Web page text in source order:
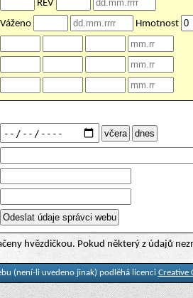
REV
Váženo
Hmotnost
hvězdičkou. Pokud některý z údajů
(není-li uvedeno jinak) podléhá licenci Creative